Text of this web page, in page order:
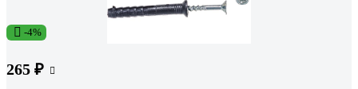
-4%
265 ₽